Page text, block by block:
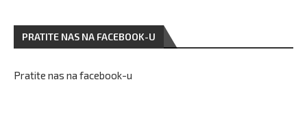
PRATITE NAS NA FACEBOOK-U
Pratite nas na facebook-u